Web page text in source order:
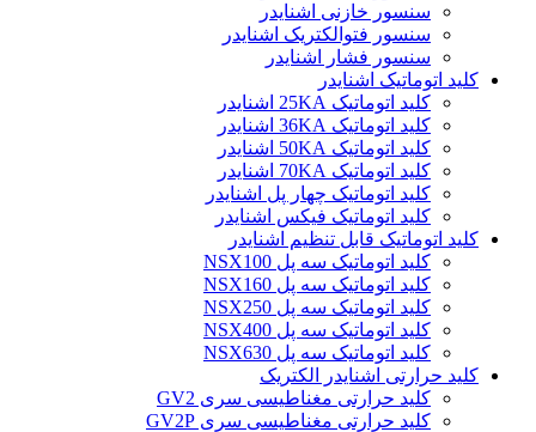
سنسور خازنی اشنایدر
سنسور فتوالکتریک اشنایدر
سنسور فشار اشنایدر
کلید اتوماتیک اشنایدر
کلید اتوماتیک 25KA اشنایدر
کلید اتوماتیک 36KA اشنایدر
کلید اتوماتیک 50KA اشنایدر
کلید اتوماتیک 70KA اشنایدر
کلید اتوماتیک چهار پل اشنایدر
کلید اتوماتیک فیکس اشنایدر
کلید اتوماتیک قابل تنظیم اشنایدر
کلید اتوماتیک سه پل NSX100
کلید اتوماتیک سه پل NSX160
کلید اتوماتیک سه پل NSX250
کلید اتوماتیک سه پل NSX400
کلید اتوماتیک سه پل NSX630
کلید حرارتی اشنایدر الکتریک
کليد حرارتی مغناطيسی سری GV2
کليد حرارتی مغناطيسی سری GV2P